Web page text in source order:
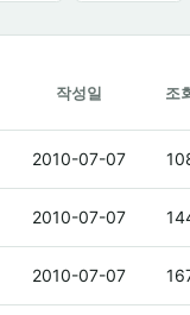
작성일 조
2010-07-07
(1)
2010-07-07
(7)
2010-07-07